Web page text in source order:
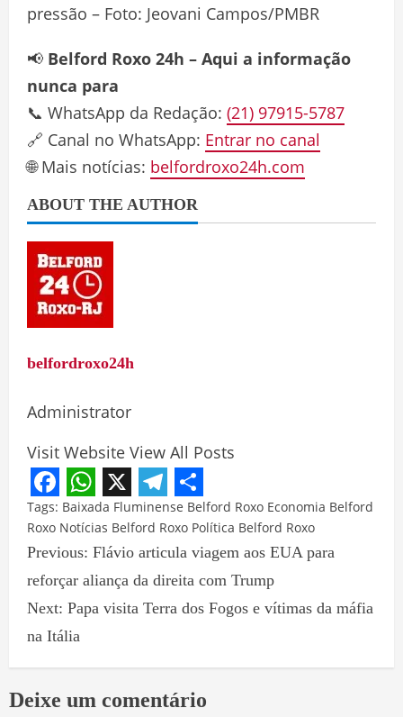
pressão – Foto: Jeovani Campos/PMBR
📢 Belford Roxo 24h – Aqui a informação
nunca para
📞 WhatsApp da Redação: (21) 97915-5787
🔗 Canal no WhatsApp: Entrar no canal
🌐 Mais notícias: belfordroxo24h.com
ABOUT THE AUTHOR
belfordroxo24h
Administrator
Visit Website View All Posts
Facebook
WhatsApp
X Telegram
Share
Tags: Baixada Fluminense Belford Roxo Economia Belford
Roxo Notícias Belford Roxo Política Belford Roxo
Previous: Flávio articula viagem aos EUA para
reforçar aliança da direita com Trump
Next: Papa visita Terra dos Fogos e vítimas da máfia
na Itália
Deixe um comentário